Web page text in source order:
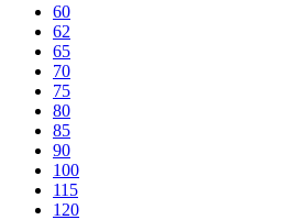
60
62
65
70
75
80
85
90
100
115
120